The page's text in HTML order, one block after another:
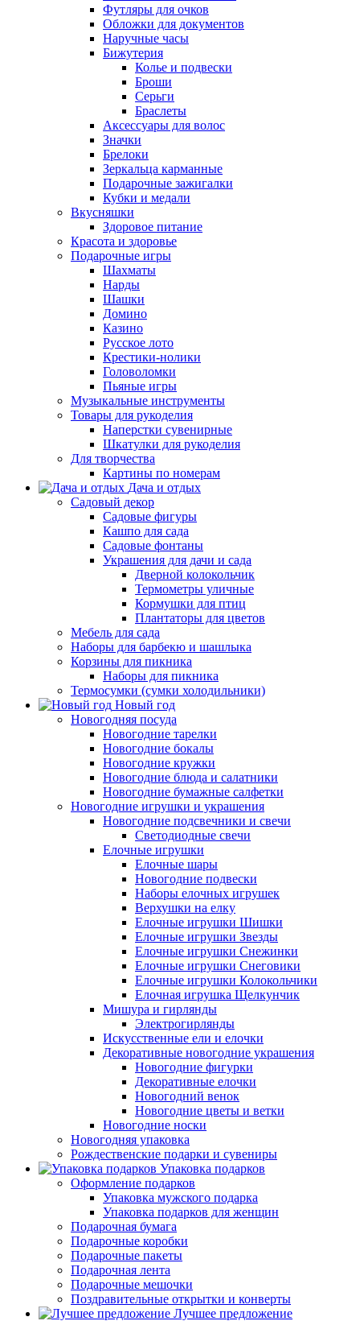
Футляры для очков
Обложки для документов
Наручные часы
Бижутерия
Колье и подвески
Броши
Серьги
Браслеты
Аксессуары для волос
Значки
Брелоки
Зеркальца карманные
Подарочные зажигалки
Кубки и медали
Вкусняшки
Здоровое питание
Красота и здоровье
Подарочные игры
Шахматы
Нарды
Шашки
Домино
Казино
Русское лото
Крестики-нолики
Головоломки
Пьяные игры
Музыкальные инструменты
Товары для рукоделия
Наперстки сувенирные
Шкатулки для рукоделия
Для творчества
Картины по номерам
Дача и отдых
Садовый декор
Садовые фигуры
Кашпо для сада
Садовые фонтаны
Украшения для дачи и сада
Дверной колокольчик
Термометры уличные
Кормушки для птиц
Плантаторы для цветов
Мебель для сада
Наборы для барбекю и шашлыка
Корзины для пикника
Наборы для пикника
Термосумки (сумки холодильники)
Новый год
Новогодняя посуда
Новогодние тарелки
Новогодние бокалы
Новогодние кружки
Новогодние блюда и салатники
Новогодние бумажные салфетки
Новогодние игрушки и украшения
Новогодние подсвечники и свечи
Светодиодные свечи
Елочные игрушки
Елочные шары
Новогодние подвески
Наборы елочных игрушек
Верхушки на елку
Елочные игрушки Шишки
Елочные игрушки Звезды
Елочные игрушки Снежинки
Елочные игрушки Снеговики
Елочные игрушки Колокольчики
Елочная игрушка Щелкунчик
Мишура и гирлянды
Электрогирлянды
Искусственные ели и елочки
Декоративные новогодние украшения
Новогодние фигурки
Декоративные елочки
Новогодний венок
Новогодние цветы и ветки
Новогодние носки
Новогодняя упаковка
Рождественские подарки и сувениры
Упаковка подарков
Оформление подарков
Упаковка мужского подарка
Упаковка подарков для женщин
Подарочная бумага
Подарочные коробки
Подарочные пакеты
Подарочная лента
Подарочные мешочки
Поздравительные открытки и конверты
Лучшее предложение